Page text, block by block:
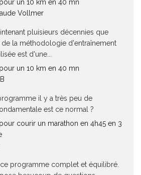
un 10 km en 40 mn
Vollmer
pluisieurs décennies que
de la méthodologie d'entraînement
est d'une...
un 10 km en 40 mn
il y a très peu de
est ce normal ?
courir un marathon en 4h45 en 3
programme complet et équilibré.